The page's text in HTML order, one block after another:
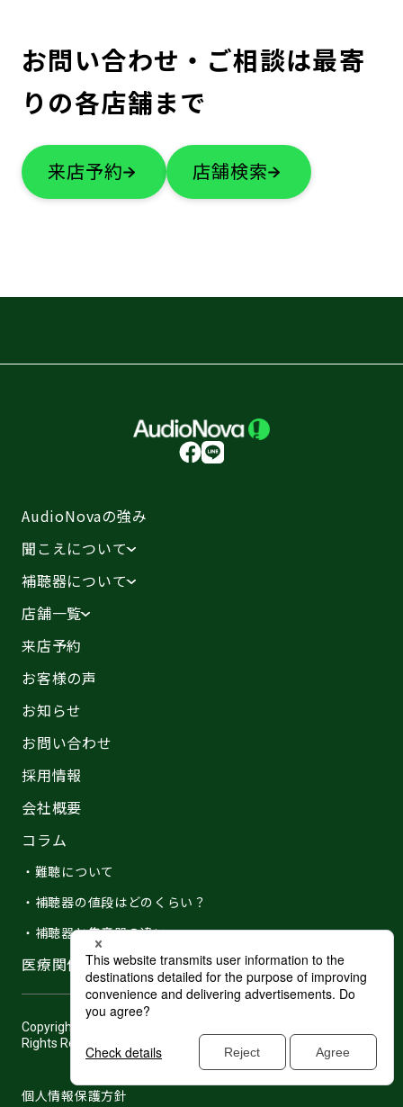
お問い合わせ・ご相談は最寄
りの各店舗まで
来店予約 店舗検索
AudioNovaの強み
聞こえについて
補聴器について
店舗一覧
来店予約
お客様の声
お知らせ
お問い合わせ
採用情報
会社概要
コラム
・難聴について
・補聴器の値段はどのくらい？
・補聴器と集音器の違い
医療関係者の皆さま
Copyright © 2007 -2026 Hearing Distributor Japan, Co.,Ltd. All
Rights Reserved.
個人情報保護方針